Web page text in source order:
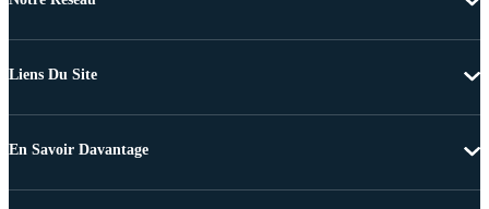
Liens Du Site
En Savoir Davantage